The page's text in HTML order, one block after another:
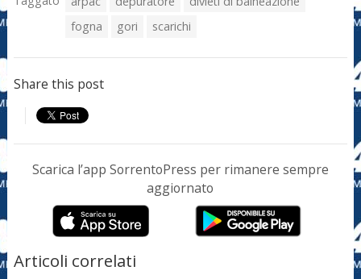
fogna
gori scarichi
Share this post
Scarica l’app SorrentoPress per rimanere sempre
aggiornato
Articoli correlati